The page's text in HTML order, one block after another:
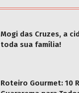
Mogi das Cruzes, a
toda sua família!
Roteiro Gourmet: 10